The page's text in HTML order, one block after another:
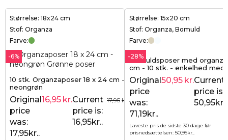
Størrelse: 18x24 cm
Stof: Organza
Farve:
-6%
10 stk. Organzaposer 18 x 24 cm -
neongrøn
17,95 kr.
Original
price
was:
17,95kr..
16,95 kr.Current
price is:
16,95kr..
Størrelse: 15x20 cm
Stof: Organza, Bomuld
Farve:
-28%
Bomuldsposer med organza
cm - 10 stk. - enkelhed med
effekt
Original
price
was:
71,19kr..
50,95 kr.Current
price is:
50,95kr..
Laveste pris de sidste 30 dage før
prisnedsættelsen: 50,95kr..